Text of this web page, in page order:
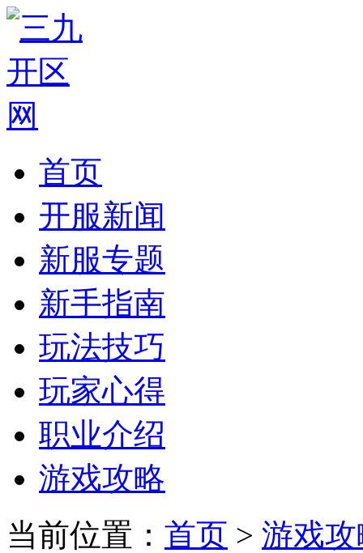
首页
开服新闻
新服专题
新手指南
玩法技巧
玩家心得
职业介绍
游戏攻略
当前位置： 首页 > 游戏